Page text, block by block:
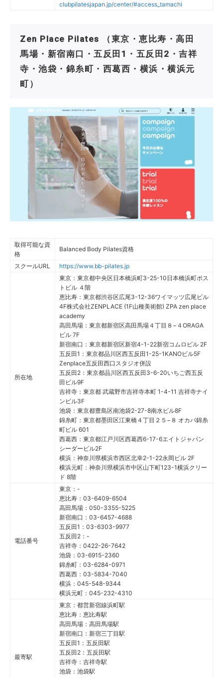
clubpilatesjapan.jp/center/#access_tamachi
Zen Place Pilates （東京・恵比寿・高田
馬場・新宿南口・五反田1・五反田2・吉祥
寺・池袋・錦糸町・西葛西・横浜・横浜元
町）
取得可能な資
格
Balanced Body Pilates資格
スクールURL https://www.bb-pilates.jp
所在地
東京：東京都中央区日本橋浜町3-25-10日本橋浜町ポス
トビル ４階
恵比寿：東京都渋谷区広尾3-12-36ワイマッツ広尾ビル
4F株式会社ZENPLACE (1F山種美術館) ZPA zen place
academy
高田馬場：東京都新宿区高田馬場４丁目８−４ORAGA
ビル 7F
新宿南口：東京都新宿区新宿4-1-22新宿コムロビル 2F
五反田1：東京都品川区西五反田1-25-1KANOビル5F
Zenplace五反田西口スタジオ併設
五反田2：東京都品川区西五反田3-6-20いちご西五反
田ビル9F
吉祥寺：東京都 武蔵野市吉祥寺本町 1-4-11 吉祥寺ナイ
ンビル3F
池袋：東京都豊島区南池袋2-27-8南水ビル8F
錦糸町：東京都墨田区江東橋４丁目２５−８ オカバ錦糸
町ビル 601
西葛西：東京都江戸川区西葛西6-17-6エイトジャパン
シーダービル2F
横浜：神奈川県横浜市西区北幸2-1-22永岡ビル 2F
横浜元町：神奈川県横浜市中区山下町123-1横浜クリー
ド 8階
電話番号
東京：-
恵比寿：03-6409-6504
高田馬場：050-3355-5225
新宿南口：03-6457-4688
五反田1：03-6303-9977
五反田2：-
吉祥寺：0422-26-7642
池袋：03-6915-2360
錦糸町：03-6284-0971
西葛西：03-5834-7040
横浜：045-548-9344
横浜元町：045-232-4310
最寄駅
東京：都営新宿線浜町駅
恵比寿：恵比寿駅
高田馬場：高田馬場駅
新宿南口：新宿三丁目駅
五反田1：五反田駅
五反田2：五反田駅
吉祥寺：吉祥寺駅
池袋：池袋駅